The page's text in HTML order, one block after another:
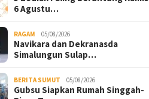
6 Agustu…
RAGAM 05/08/2026
Navikara dan Dekranasda
Simalungun Sulap…
BERITA SUMUT 05/08/2026
Gubsu Siapkan Rumah Singgah-